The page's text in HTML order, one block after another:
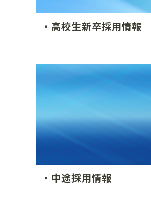
・高校生新卒採用情報
・中途採用情報